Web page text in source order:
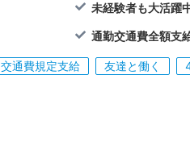
未経験者も大活躍
通勤交通費全額支
交通費規定支給 友達と働く